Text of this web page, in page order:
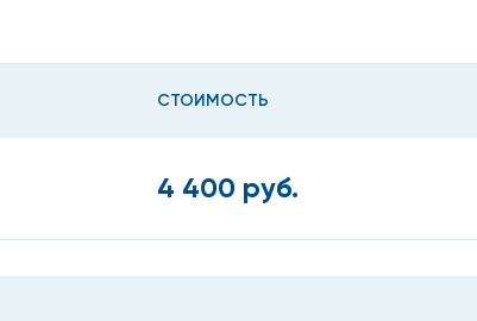
сами попросить направление на УЗИ матки на
СТОИМОСТЬ
4 400 руб.